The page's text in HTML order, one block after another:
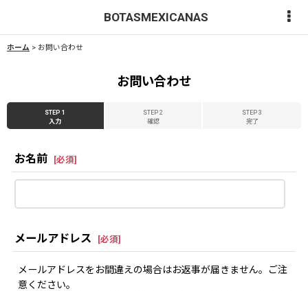
BOTASMEXICANAS
ホーム > お問い合わせ
お問い合わせ
STEP 1
入力
STEP 2
確認
STEP 3
完了
お名前 [必須]
メールアドレス [必須]
メールアドレスをお間違えの場合はお返事が届きません。ご注
意ください。